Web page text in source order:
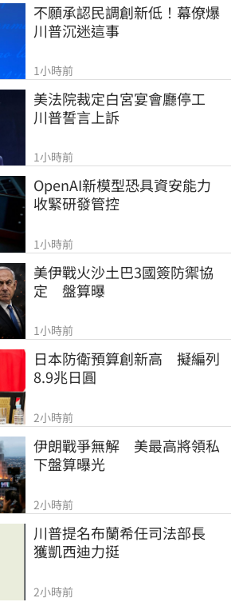
不願承認民調創新低！幕僚爆
川普沉迷這事
1小時前
美法院裁定白宮宴會廳停工
川普誓言上訴
1小時前
OpenAI新模型恐具資安能力
收緊研發管控
1小時前
美伊戰火沙土巴3國簽防禦協
定　盤算曝
1小時前
日本防衛預算創新高　擬編列
8.9兆日圓
2小時前
伊朗戰爭無解　美最高將領私
下盤算曝光
2小時前
川普提名布蘭希任司法部長
獲凱西迪力挺
2小時前